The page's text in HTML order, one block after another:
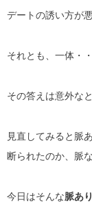
デートの誘い方が
それとも、一体・・
その答えは意外な
見直してみると脈
断られたのか、脈
今日はそんな脈あ